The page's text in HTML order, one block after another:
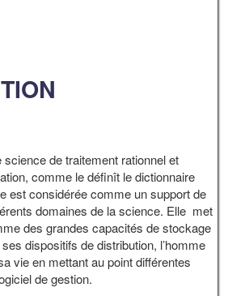
science de traitement rationnel et
comme le définît le dictionnaire
est considérée comme un support de
domaines de la science. Elle met
des grandes capacités de stockage
dispositifs de distribution, l’homme
vie en mettant au point différentes
de gestion.